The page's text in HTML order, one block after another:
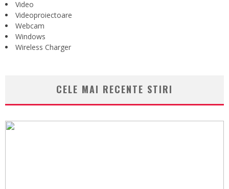
Video
Videoproiectoare
Webcam
Windows
Wireless Charger
CELE MAI RECENTE STIRI